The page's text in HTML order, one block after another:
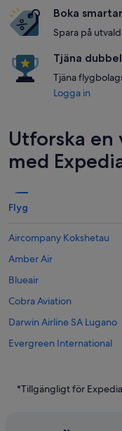
Boka
Spara på
Tjäna
Tjäna
Logga in
Utforska en
med
Flyg
Aircompany Kokshetau
Amber Air
Blueair
Cobra Aviation
Darwin Airline SA Lugano
Evergreen International
Flyg till Boston
Flyg till Destin
*Tillgängligt för